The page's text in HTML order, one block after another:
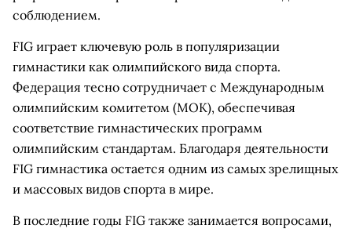
соблюдением.
FIG играет ключевую роль в популяризации
гимнастики как олимпийского вида спорта.
Федерация тесно сотрудничает с Международным
олимпийским комитетом (МОК), обеспечивая
соответствие гимнастических программ
олимпийским стандартам. Благодаря деятельности
FIG гимнастика остается одним из самых зрелищных
и массовых видов спорта в мире.
В последние годы FIG также занимается вопросами,